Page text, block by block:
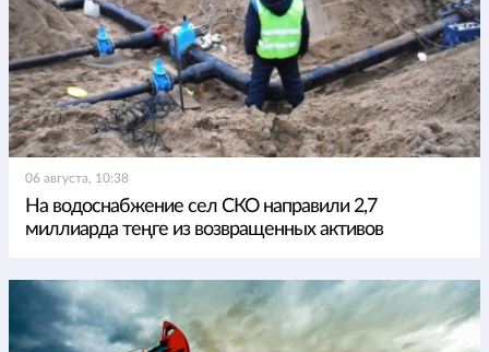
06 августа, 10:38
На водоснабжение сел СКО направили 2,7
миллиарда теңге из возвращенных активов